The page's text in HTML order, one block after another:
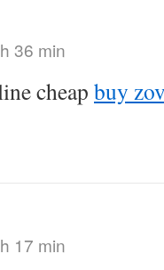
36 min
cheap buy
17 min